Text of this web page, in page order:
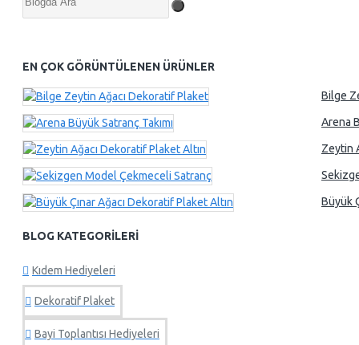
EN ÇOK GÖRÜNTÜLENEN ÜRÜNLER
Bilge
Arena
Zeytin
Büyük
BLOG KATEGORILERI
Kıdem Hediyeleri
Dekoratif Plaket
Bayi Toplantısı Hediyeleri